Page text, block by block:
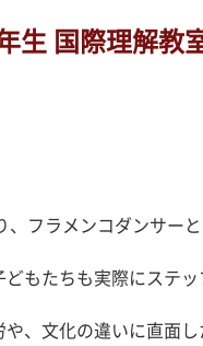
国際理解教
フラメンコダンサー
もたちも実際にステ
、文化の違いに直面